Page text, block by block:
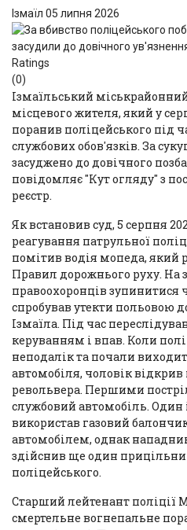
Ізмаїл 05 липня 2026
Ratings
(0)
Ізмаїльський
місцевого жителя, який у
поранив поліцейського під
службових обов'язків. За
засуджено до довічного
повідомляє "Кут огляду" з
реєстр.
Як встановив суд, 5 серпня
реагування патрульної
помітив водія мопеда, який
Правил дорожнього руху. На
правоохоронців зупинитися
спробував утекти польовою
Ізмаїла. Під час
керуванням і впав. Коли
неподалік та почали
автомобіля, чоловік відкрив
револьвера. Першими
службовий автомобіль. Один
використав газовий
автомобілем, однак
здійснив ще один
поліцейського.
Старший лейтенант поліції
смертельне вогнепальне